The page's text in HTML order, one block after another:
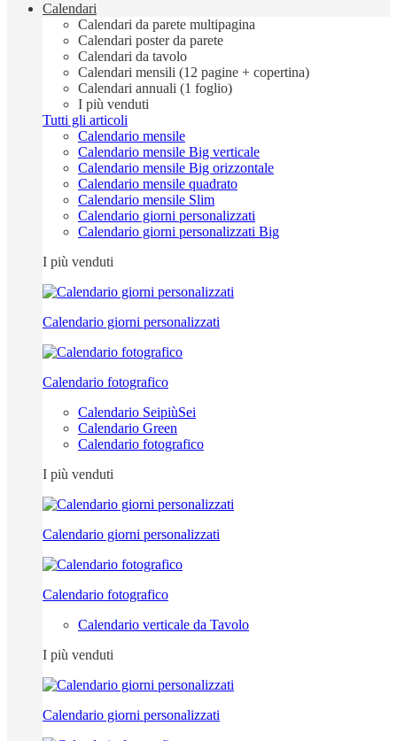
Calendari
Calendari da parete multipagina
Calendari poster da parete
Calendari da tavolo
Calendari mensili (12 pagine + copertina)
Calendari annuali (1 foglio)
I più venduti
Tutti gli articoli
Calendario mensile
Calendario mensile Big verticale
Calendario mensile Big orizzontale
Calendario mensile quadrato
Calendario mensile Slim
Calendario giorni personalizzati
Calendario giorni personalizzati Big
I più venduti
Calendario giorni personalizzati
Calendario fotografico
Calendario SeipiùSei
Calendario Green
Calendario fotografico
I più venduti
Calendario giorni personalizzati
Calendario fotografico
Calendario verticale da Tavolo
I più venduti
Calendario giorni personalizzati